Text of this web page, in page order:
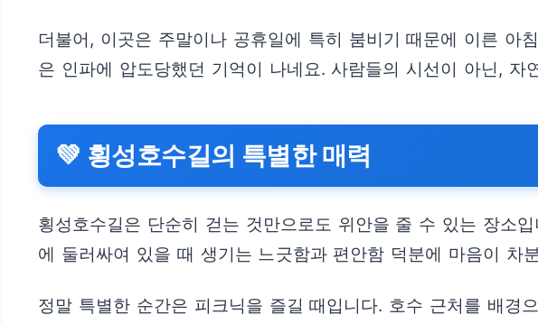
더불어, 이곳은 주말이나 공휴일에 특히 붐비기 때문에 이른
은 인파에 압도당했던 기억이 나네요. 사람들의 시선이 아닌,
💚 횡성호수길의 특별한 매력
횡성호수길은 단순히 걷는 것만으로도 위안을 줄 수 있는 장소
에 둘러싸여 있을 때 생기는 느긋함과 편안함 덕분에 마음이 차
정말 특별한 순간은 피크닉을 즐길 때입니다. 호수 근처를 배경